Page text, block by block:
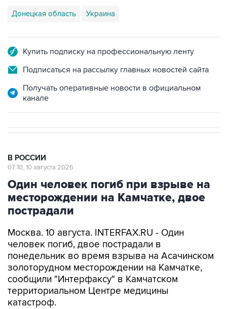
Донецкая область Украина
Купить подписку на профессиональную ленту
Подписаться на рассылку главных новостей сайта
Получать оперативные новости в официальном
канале
В РОССИИ
07:10, 10 августа 2026
Один человек погиб при взрыве на
месторождении на Камчатке, двое
пострадали
Москва. 10 августа. INTERFAX.RU - Один
человек погиб, двое пострадали в
понедельник во время взрыва на Асачинском
золоторудном месторождении на Камчатке,
сообщили "Интерфаксу" в Камчатском
территориальном Центре медицины
катастроф.